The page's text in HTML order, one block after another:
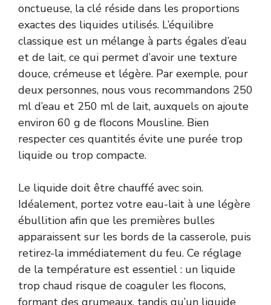
onctueuse, la clé réside dans les proportions
exactes des liquides utilisés. L’équilibre
classique est un mélange à parts égales d’eau
et de lait, ce qui permet d’avoir une texture
douce, crémeuse et légère. Par exemple, pour
deux personnes, nous vous recommandons 250
ml d’eau et 250 ml de lait, auxquels on ajoute
environ 60 g de flocons Mousline. Bien
respecter ces quantités évite une purée trop
liquide ou trop compacte.
Le liquide doit être chauffé avec soin.
Idéalement, portez votre eau-lait à une légère
ébullition afin que les premières bulles
apparaissent sur les bords de la casserole, puis
retirez-la immédiatement du feu. Ce réglage
de la température est essentiel : un liquide
trop chaud risque de coaguler les flocons,
formant des grumeaux, tandis qu’un liquide